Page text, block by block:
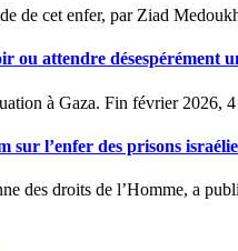
de cet enfer, par Ziad
ou attendre désespérément
à Gaza. Fin février 2026,
sur l’enfer des prisons